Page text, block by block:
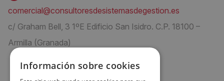
comercial@consultoresdesistemasdegestion.es
c/ Graham Bell, 3 1ºE Edificio San Isidro. C.P. 18100 –
Armilla (Granada)
Información sobre cookies